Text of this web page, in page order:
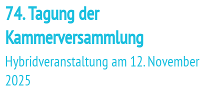
74. Tagung der
Kammerversammlung
Hybridveranstaltung am 12. November
2025